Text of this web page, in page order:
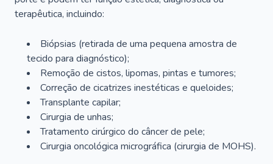
terapêutica, incluindo:
Biópsias (retirada de uma pequena amostra de
tecido para diagnóstico);
Remoção de cistos, lipomas, pintas e tumores;
Correção de cicatrizes inestéticas e queloides;
Transplante capilar;
Cirurgia de unhas;
Tratamento cirúrgico do câncer de pele;
Cirurgia oncológica micrográfica (cirurgia de MOHS).